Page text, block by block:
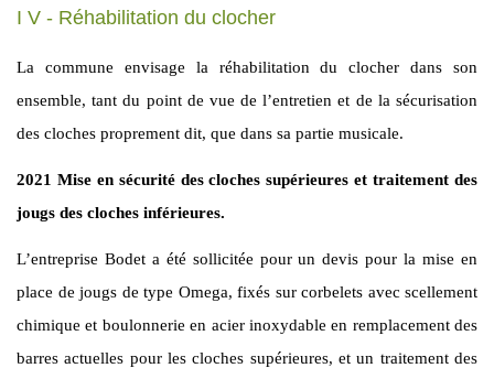
I V - Réhabilitation du clocher
La commune envisage la réhabilitation du clocher dans son
ensemble, tant du point de vue de l’entretien et de la sécurisation
des cloches proprement dit, que dans sa partie musicale.
2021 Mise en sécurité des cloches supérieures et traitement des
jougs des cloches inférieures.
L’entreprise Bodet a été sollicitée pour un devis pour la mise en
place de jougs de type Omega, fixés sur corbelets avec scellement
chimique et boulonnerie en acier inoxydable en remplacement des
barres actuelles pour les cloches supérieures, et un traitement des